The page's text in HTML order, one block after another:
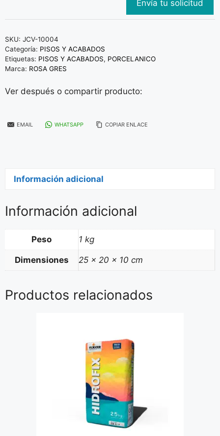
SKU: JCV-10004
Categoría: PISOS Y ACABADOS
Etiquetas: PISOS Y ACABADOS, PORCELANICO
Marca: ROSA GRES
Ver después o compartir producto:
EMAIL WHATSAPP COPIAR ENLACE
Información adicional
Información adicional
Peso 1 kg
Dimensiones 25 × 20 × 10 cm
Productos relacionados